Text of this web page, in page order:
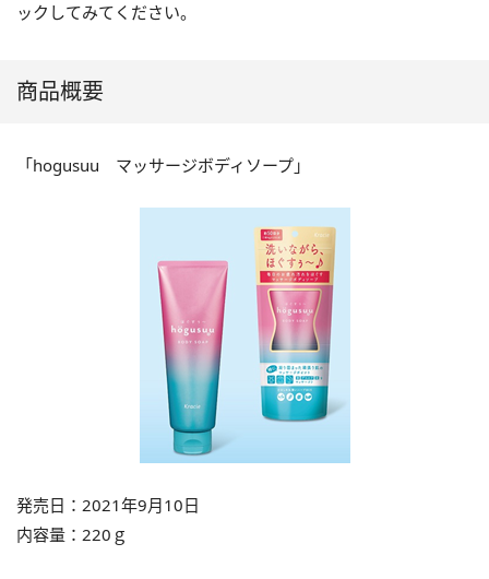
ックしてみてください。
商品概要
「hogusuu マッサージボディソープ」
発売日：2021年9月10日
内容量：220ｇ